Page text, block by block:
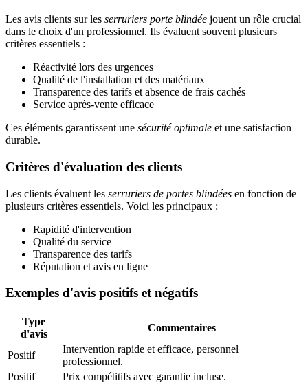
Les avis clients sur les serruriers porte blindée jouent un rôle crucial
dans le choix d'un professionnel. Ils évaluent souvent plusieurs
critères essentiels :
Réactivité lors des urgences
Qualité de l'installation et des matériaux
Transparence des tarifs et absence de frais cachés
Service après-vente efficace
Ces éléments garantissent une sécurité optimale et une satisfaction
durable.
Critères d'évaluation des clients
Les clients évaluent les serruriers de portes blindées en fonction de
plusieurs critères essentiels. Voici les principaux :
Rapidité d'intervention
Qualité du service
Transparence des tarifs
Réputation et avis en ligne
Exemples d'avis positifs et négatifs
Type
d'avis
Commentaires
Positif
Intervention rapide et efficace, personnel
professionnel.
Positif
Prix compétitifs avec garantie incluse.